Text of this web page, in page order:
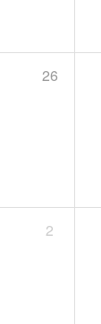
26
2